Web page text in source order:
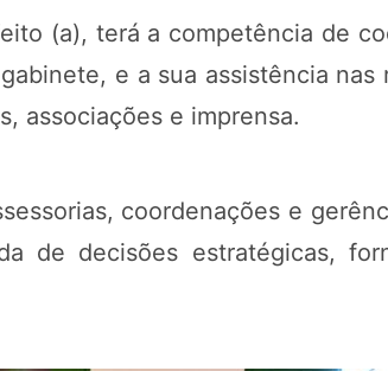
(a), terá a competência de
e a sua assistência nas
associações e imprensa.
coordenações e
de decisões estratégicas,